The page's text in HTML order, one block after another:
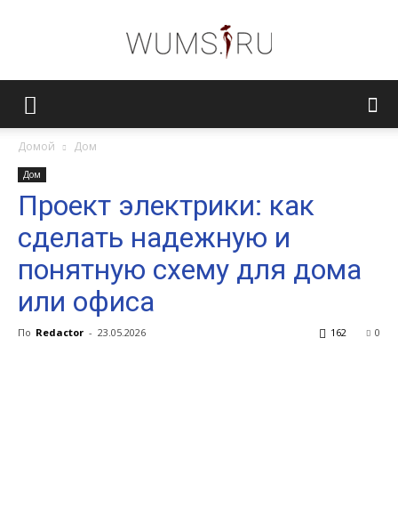
Домой Дом
Дом
Проект электрики: как
сделать надежную и
понятную схему для дома
или офиса
По Redactor - 23.05.2026 0
162